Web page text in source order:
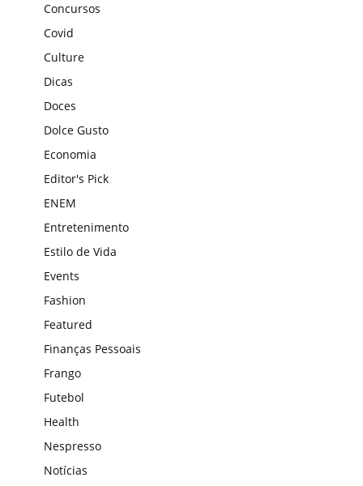
Concursos
Covid
Culture
Dicas
Doces
Dolce Gusto
Economia
Editor's Pick
ENEM
Entretenimento
Estilo de Vida
Events
Fashion
Featured
Finanças Pessoais
Frango
Futebol
Health
Nespresso
Notícias